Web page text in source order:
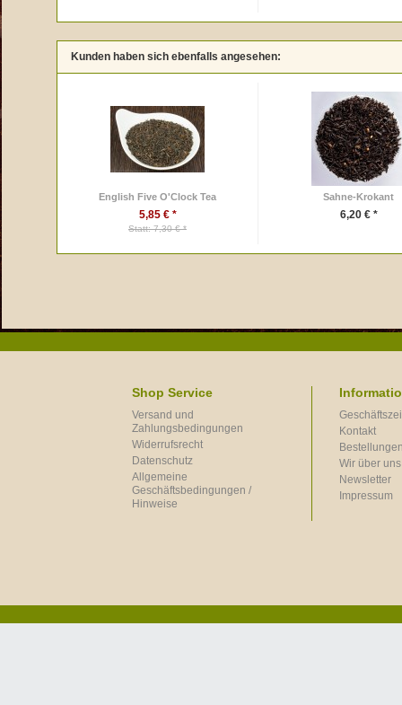
Kunden haben sich ebenfalls angesehen:
English Five O'Clock Tea
5,85 € *
Statt: 7,30 € *
Sahne-Krokant
6,20 € *
Shop Service
Versand und
Zahlungsbedingungen
Widerrufsrecht
Datenschutz
Allgemeine
Geschäftsbedingungen /
Hinweise
Kontakt
Wir über uns
Newsletter
Impressum